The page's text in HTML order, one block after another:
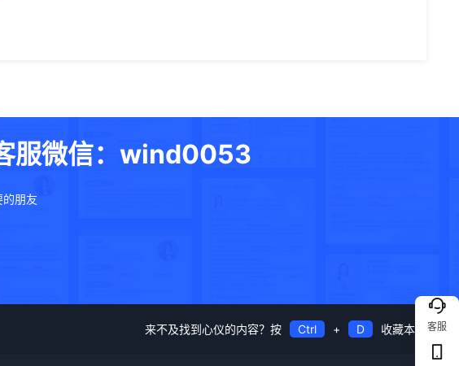
服微信：wind0053
朋友
来不及找到心仪的内容？按 Ctrl + D 收藏本站 客服